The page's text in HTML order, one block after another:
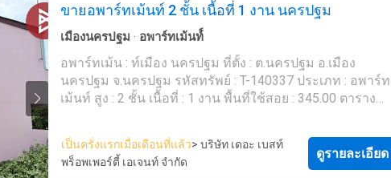
สร้างสรรค์ เพื่อส่งมอบบริการที่ดีที่สุดเพื่อคุณ ให้บริการด้าน
ซื้อ ขาย เช่า อสังหาริมทรัพย์
เครื่อง - เครื่องทำน้ำอุ่น - ผ้าม่าน - เตียง - โต๊ะทำงาน -ตู้
แขวนผนัง -เฟอร์นิเจอร์บิวท์อิน ราคา : 2,950,000 บาท ลิงค์
แผนที่ : https://maps.google.com/?q=13.82173243,99.9843-
--- **เรามีบริการจัดสินเชื่อให้ฟรี พร้อมยินดีให้คำปรึกษา มีให้
เลือกทุกธนาคาร** **พร้อมอัตราดอกเบี้ยพิเศษ และ วงเงิน
สูงสุด 90-100% ของราคาประเมิน** สนใจสอบถามข้อมูลเพิ่ม
สนใจดูทรัพย์อื่นๆ เพิ่มเติม มากกว่า 3,000 รายการ www.tb.c--
-- The Best Property Agent CO,.LTD. ผู้นำด้านธุรกิจนายหน้า
ขายอพาร์ทเม้นท์ 2 ชั้น เนื้อที่ 1 งาน นครปฐม
เมืองนครปฐม · อพาร์ทเม้นท์์
อพาร์ทเม้น : ท์เมือง นครปฐม ที่ตั้ง : ต.นครปฐม อ.เมือง
นครปฐม จ.นครปฐม รหัสทรัพย์ : T-140337 ประเภท : อพาร์ท
เม้นท์ สูง : 2 ชั้น เนื้อที่ : 1 งาน พื้นที่ใช้สอย : 345.00 ตาราง
เพิ่มเติม : อพาร์ทเม้นต์ 2 ชั้น ทำเลเมืองนครปฐม ทำเลตรง
ข้ามครัวลุงหนุ่ม พื้นที่ 1 งาน เดินทางสะดวก เข้า-ออกง่าย อยู่
ใกล้แหล่งชุมชน ร้านค้า และของกิน สถานที่ใกล้เคียง • อ่าง
เป็นครั่งแรกเมื่อเดือนที่แล้ว> บริษัท เดอะ เบสท์
พร็อพเพอร์ตี้ เอเจนท์ จำกัด
ดูรายละเอียด